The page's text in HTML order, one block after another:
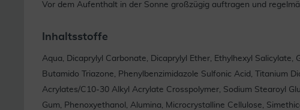
Vor dem Aufenthalt in der Sonne großzügig auftragen und
Inhaltsstoffe
Aqua, Dicaprylyl Carbonate, Dicaprylyl Ether, Ethylhexyl
Butamido Triazone, Phenylbenzimidazole Sulfonic Acid, Titanium
Acrylates/C10-30 Alkyl Acrylate Crosspolymer, Sodium Stearoyl
Gum, Phenoxyethanol, Alumina, Microcrystalline Cellulose,